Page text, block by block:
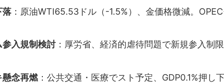
落：原油WTI65.53ドル（-1.5%）、金価格微減。
入規制検討：厚労省、経済的虐待問題で新規参入制
念再燃：公共交通・医療でスト予定、GDP0.1%押し下